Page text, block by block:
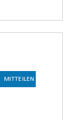
MITTEILEN